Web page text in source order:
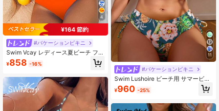
4
¥164 節約
#バケーションビキニ
Swim Vcay レディース夏ビーチ フロ
ーラル柄 スパゲッティストラップ フ
ァッショナブルビキニ水着セット
¥858 -16%
11
#バケーションビキニ
Swim Lushoire ビーチ用 サマービキ
ニ セット、トロピカルプリント、プ
ッシュアップ
¥960 -25%